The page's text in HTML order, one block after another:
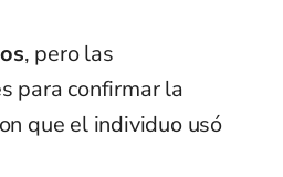
, pero las
para confirmar la
que el individuo usó